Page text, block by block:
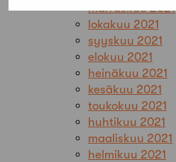
marraskuu 2021
lokakuu 2021
syyskuu 2021
elokuu 2021
heinäkuu 2021
kesäkuu 2021
toukokuu 2021
huhtikuu 2021
maaliskuu 2021
helmikuu 2021